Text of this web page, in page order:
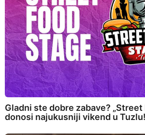
Gladni ste dobre zabave? „Street
donosi najukusniji vikend u Tuzlu!